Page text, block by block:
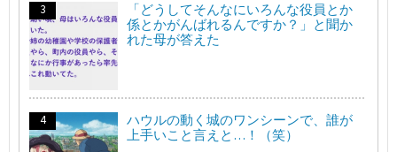
「どうしてそんなにいろんな役員とか
係とかがんばれるんですか？」と聞か
れた母が答えた
ハウルの動く城のワンシーンで、誰が
上手いこと言えと…！（笑）